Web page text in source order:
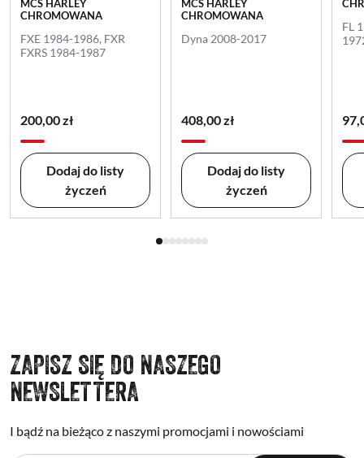
MCS HARLEY
CHROMOWANA
FXE 1984-1986, FXR
FXRS 1984-1987
200,00 zł
Dodaj do listy
życzeń
MCS HARLEY
CHROMOWANA
Dyna 2008-2017
408,00 zł
Dodaj do listy
życzeń
FL
ZAPISZ SIĘ DO NASZEGO
NEWSLETTERA
I bądź na bieżąco z naszymi promocjami i nowościami